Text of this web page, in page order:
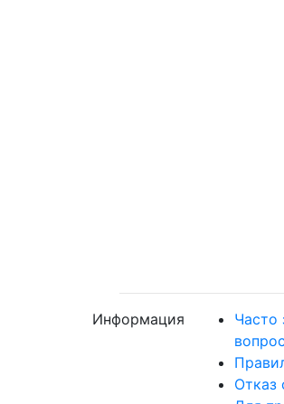
Информация
Часто
Отказ